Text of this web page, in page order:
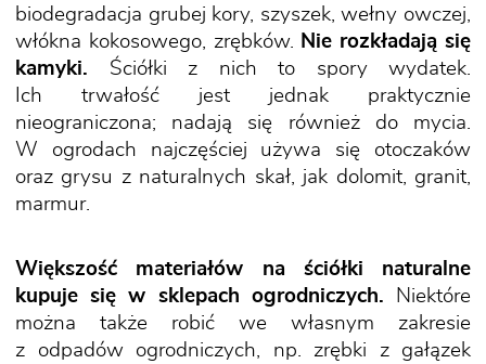
biodegradacja grubej kory, szyszek, wełny owczej,
włókna kokosowego, zrębków. Nie rozkładają się
kamyki. Ściółki z nich to spory wydatek.
Ich trwałość jest jednak praktycznie
nieograniczona; nadają się również do mycia.
W ogrodach najczęściej używa się otoczaków
oraz grysu z naturalnych skał, jak dolomit, granit,
marmur.
Większość materiałów na ściółki naturalne
kupuje się w sklepach ogrodniczych. Niektóre
można także robić we własnym zakresie
z odpadów ogrodniczych, np. zrębki z gałązek